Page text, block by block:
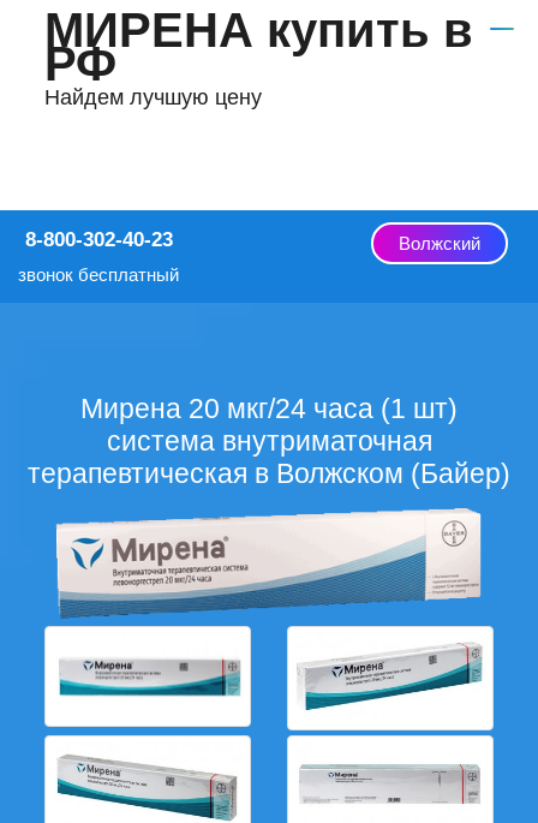
МИРЕНА купить в
РФ
Найдем лучшую цену
8-800-302-40-23
звонок бесплатный
Волжский
Мирена 20 мкг/24 часа (1 шт)
система внутриматочная
терапевтическая в Волжском (Байер)